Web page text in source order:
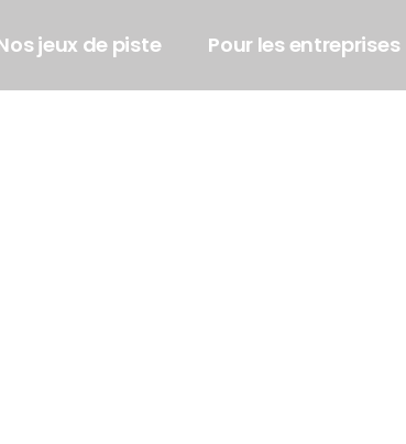
jeux de piste Pour les entreprises